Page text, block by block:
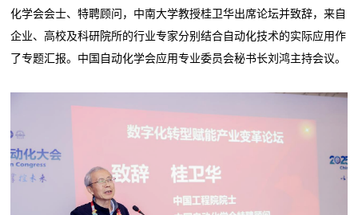
化学会会士、特聘顾问，中南大学教授桂卫华出席论坛并致辞，来自
企业、高校及科研院所的行业专家分别结合自动化技术的实际应用作
了专题汇报。中国自动化学会应用专业委员会秘书长刘鸿主持会议。